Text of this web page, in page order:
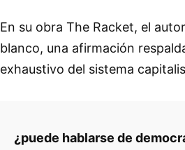
En su obra The Racket, el
blanco, una afirmación
exhaustivo del sistema
¿puede hablarse de